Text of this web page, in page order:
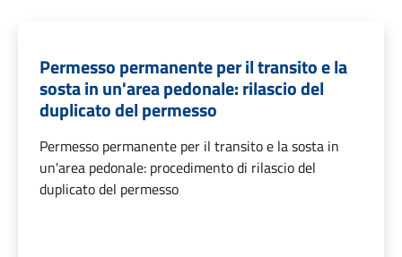
Permesso permanente per il transito e la
sosta in un'area pedonale: rilascio del
duplicato del permesso
Permesso permanente per il transito e la sosta in
un'area pedonale: procedimento di rilascio del
duplicato del permesso